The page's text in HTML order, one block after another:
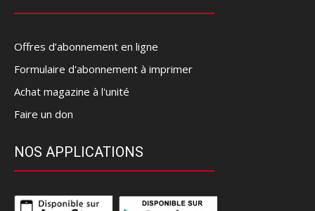
Offres d’abonnement en ligne
Formulaire d'abonnement à imprimer
Achat magazine à l'unité
Faire un don
NOS APPLICATIONS